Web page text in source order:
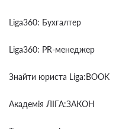
Liga360: Бухгалтер
Liga360: PR-менеджер
Знайти юриста Liga:BOOK
Академія ЛІГА:ЗАКОН